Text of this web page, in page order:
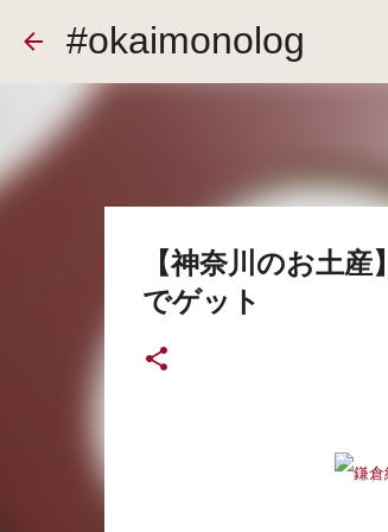
#okaimonolog
【神奈川のお土
でゲット